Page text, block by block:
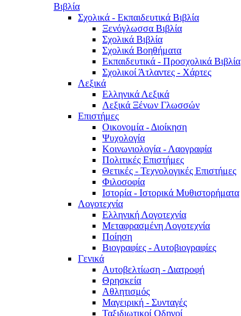
Βιβλία
Σχολικά - Εκπαιδευτικά Βιβλία
Ξενόγλωσσα Βιβλία
Σχολικά Βιβλία
Σχολικά Βοηθήματα
Εκπαιδευτικά - Προσχολικά Βιβλία
Σχολικοί Άτλαντες - Χάρτες
Λεξικά
Ελληνικά Λεξικά
Λεξικά Ξένων Γλωσσών
Επιστήμες
Οικονομία - Διοίκηση
Ψυχολογία
Κοινωνιολογία - Λαογραφία
Πολιτικές Eπιστήμες
Θετικές - Τεχνολογικές Επιστήμες
Φιλοσοφία
Ιστορία - Ιστορικά Μυθιστορήματα
Λογοτεχνία
Ελληνική Λογοτεχνία
Μεταφρασμένη Λογοτεχνία
Ποίηση
Βιογραφίες - Αυτοβιογραφίες
Γενικά
Αυτοβελτίωση - Διατροφή
Θρησκεία
Αθλητισμός
Μαγειρική - Συνταγές
Ταξιδιωτικοί Οδηγοί